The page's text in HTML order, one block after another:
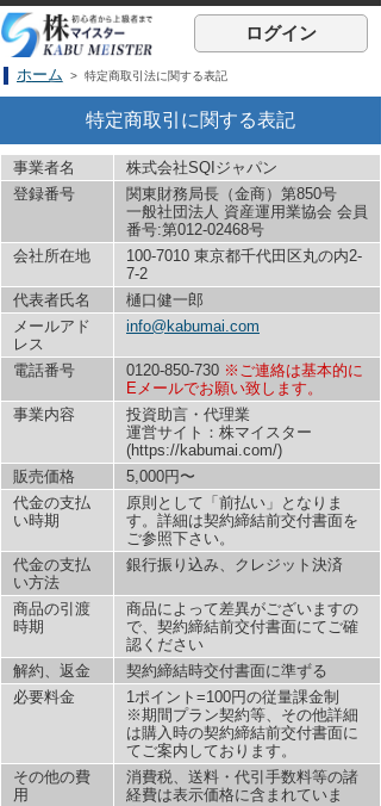
ログイン
ホーム > 特定商取引法に関する表記
特定商取引に関する表記
事業者名
株式会社SQIジャパン
登録番号
関東財務局長（金商）第850号
一般社団法人 資産運用業協会 会員
番号:第012-02468号
会社所在地
100-7010 東京都千代田区丸の内2-
7-2
代表者氏名
樋口健一郎
メールアド
レス
info@kabumai.com
電話番号 0120-850-730 ※ご連絡は基本的に
Eメールでお願い致します。
事業内容
投資助言・代理業
運営サイト：株マイスター
(https://kabumai.com/)
販売価格
5,000円〜
代金の支払
い時期
原則として「前払い」となりま
す。詳細は契約締結前交付書面を
ご参照下さい。
代金の支払
い方法
銀行振り込み、クレジット決済
商品の引渡
時期
商品によって差異がございますの
で、契約締結前交付書面にてご確
認ください
解約、返金
契約締結時交付書面に準ずる
必要料金
1ポイント=100円の従量課金制
※期間プラン契約等、その他詳細
は購入時の契約締結前交付書面に
てご案内しております。
その他の費
用
消費税、送料・代引手数料等の諸
経費は表示価格に含まれていま